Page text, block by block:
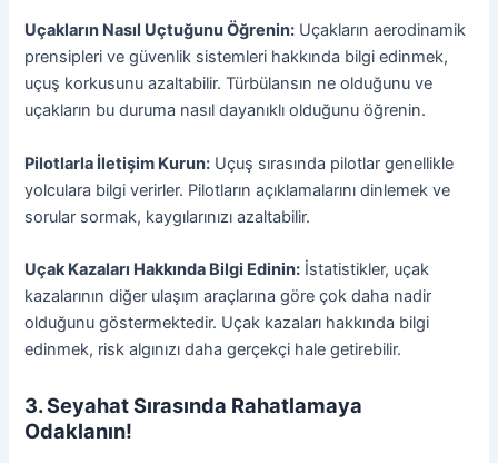
Uçakların Nasıl Uçtuğunu Öğrenin: Uçakların aerodinamik
prensipleri ve güvenlik sistemleri hakkında bilgi edinmek,
uçuş korkusunu azaltabilir. Türbülansın ne olduğunu ve
uçakların bu duruma nasıl dayanıklı olduğunu öğrenin.
Pilotlarla İletişim Kurun: Uçuş sırasında pilotlar genellikle
yolculara bilgi verirler. Pilotların açıklamalarını dinlemek ve
sorular sormak, kaygılarınızı azaltabilir.
Uçak Kazaları Hakkında Bilgi Edinin: İstatistikler, uçak
kazalarının diğer ulaşım araçlarına göre çok daha nadir
olduğunu göstermektedir. Uçak kazaları hakkında bilgi
edinmek, risk algınızı daha gerçekçi hale getirebilir.
3. Seyahat Sırasında Rahatlamaya
Odaklanın!